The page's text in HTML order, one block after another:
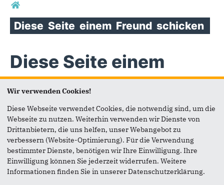
Sie sind hier
Diese Seite einem Freund schicken
Diese Seite einem
Freund schicken
Seite versenden
Vielen Dank, dass Sie die Inhalte unserer Homepage
weiterempfehlen.
Anmerkung: Ihre E-Mail-Adresse wird benötigt um die
Wir verwenden Cookies!
Diese Webseite verwendet Cookies, die notwendig sind, um die
Webseite zu nutzen. Weiterhin verwenden wir Dienste von
Drittanbietern, die uns helfen, unser Webangebot zu
verbessern (Website-Optimierung). Für die Verwendung
bestimmter Dienste, benötigen wir Ihre Einwilligung. Ihre
Einwilligung können Sie jederzeit widerrufen. Weitere
Informationen finden Sie in unserer Datenschutzerklärung.